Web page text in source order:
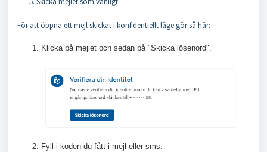
För att öppna ett mejl skickat i konfidentiellt läge gör så här:
Klicka på mejlet och sedan på "Skicka lösenord".
Fyll i koden du fått i mejl eller sms.